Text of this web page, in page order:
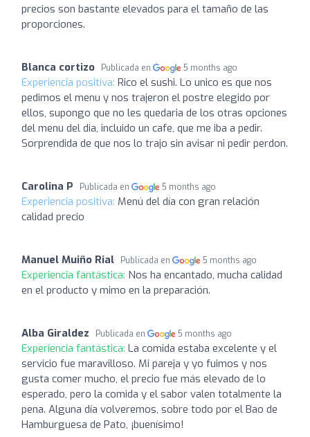
precios son bastante elevados para el tamaño de las
proporciones.
Blanca cortizo Publicada en 5 months ago
Experiencia positiva: Rico el sushi. Lo unico es que nos
pedimos el menu y nos trajeron el postre elegido por
ellos, supongo que no les quedaria de los otras opciones
del menu del dia, incluido un cafe, que me iba a pedir.
Sorprendida de que nos lo trajo sin avisar ni pedir perdon.
Carolina P Publicada en 5 months ago
Experiencia positiva: Menú del día con gran relación
calidad precio
Manuel Muiño Rial Publicada en 5 months ago
Experiencia fantástica: Nos ha encantado, mucha calidad
en el producto y mimo en la preparación.
Alba Giraldez Publicada en 5 months ago
Experiencia fantástica: La comida estaba excelente y el
servicio fue maravilloso. Mi pareja y yo fuimos y nos
gusta comer mucho, el precio fue más elevado de lo
esperado, pero la comida y el sabor valen totalmente la
pena. Alguna día volveremos, sobre todo por el Bao de
Hamburguesa de Pato, ¡buenísimo!